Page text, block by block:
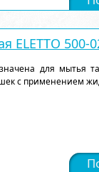
ELETTO 500-
для мытья
с применением